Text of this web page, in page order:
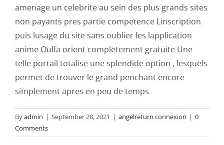
amenage un celebrite au sein des plus grands sites
non payants pres partie competence Linscription
puis lusage du site sans oublier les lapplication
anime Oulfa orient completement gratuite Une
telle portail totalise une splendide option , lesquels
permet de trouver le grand penchant encore
simplement apres en peu de temps
Byadmin | September 28, 2021 | angelreturn connexion | 0
Comments